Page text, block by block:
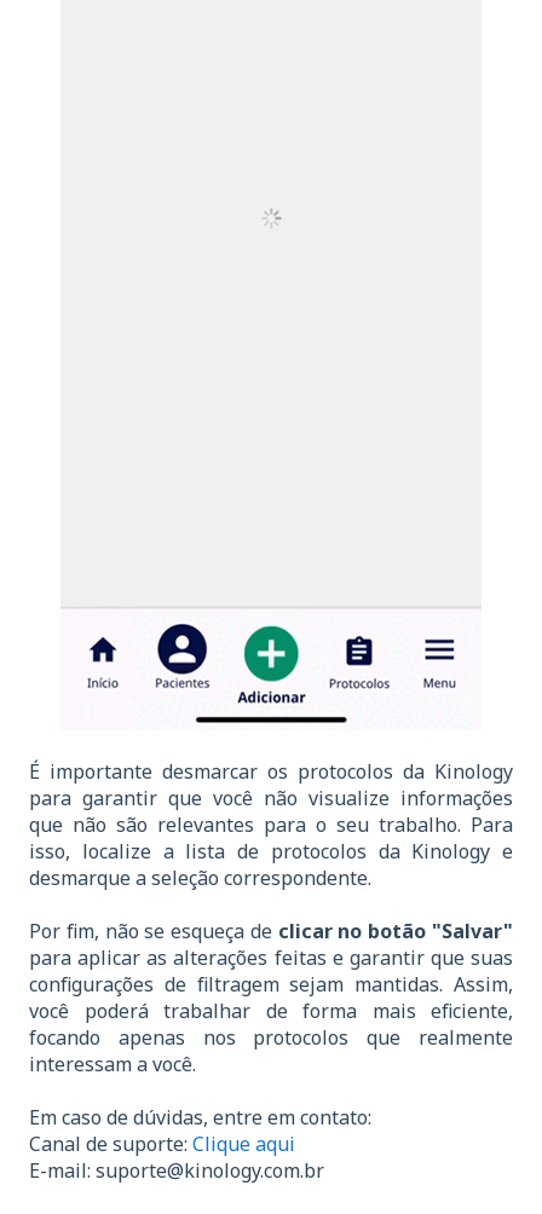
É importante desmarcar os protocolos da Kinology
para garantir que você não visualize informações
que não são relevantes para o seu trabalho. Para
isso, localize a lista de protocolos da Kinology e
desmarque a seleção correspondente.
Por fim, não se esqueça de clicar no botão "Salvar"
para aplicar as alterações feitas e garantir que suas
configurações de filtragem sejam mantidas. Assim,
você poderá trabalhar de forma mais eficiente,
focando apenas nos protocolos que realmente
interessam a você.
Em caso de dúvidas, entre em contato:
Canal de suporte: Clique aqui
E-mail: suporte@kinology.com.br